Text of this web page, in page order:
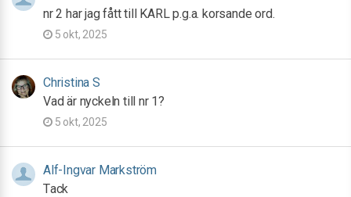
nr 2 har jag fått till KARL p.g.a. korsande ord.
5 okt, 2025
Christina S
Vad är nyckeln till nr 1?
5 okt, 2025
Alf-Ingvar Markström
Tack